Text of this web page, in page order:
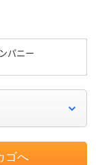
パニー
ゴへ